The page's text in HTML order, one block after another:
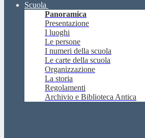
Scuola
Panoramica
Presentazione
I luoghi
Le persone
I numeri della scuola
Le carte della scuola
Organizzazione
La storia
Regolamenti
Archivio e Biblioteca Antica